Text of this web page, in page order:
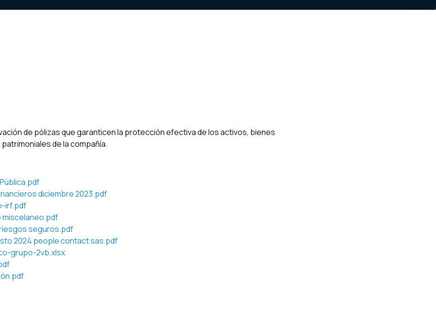
de pólizas que garanticen la protección efectiva de los activos, bienes
de la compañía.
diciembre 2023.pdf
irf.pdf
miscelaneo.pdf
seguros.pdf
2024 people contact sas.pdf
grupo-2vb.xlsx